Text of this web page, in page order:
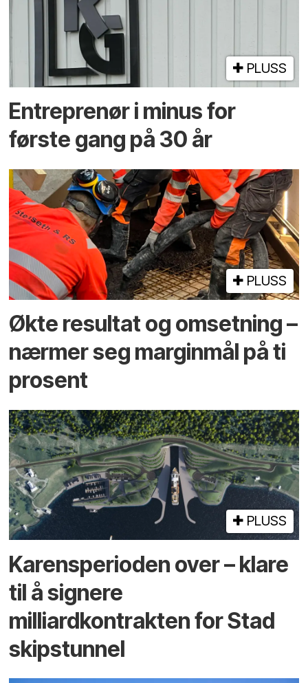
PLUSS
Entreprenør i minus for
første gang på 30 år
PLUSS
Økte resultat og omsetning –
nærmer seg marginmål på ti
prosent
PLUSS
Karensperioden over – klare
til å signere
milliardkontrakten for Stad
skipstunnel